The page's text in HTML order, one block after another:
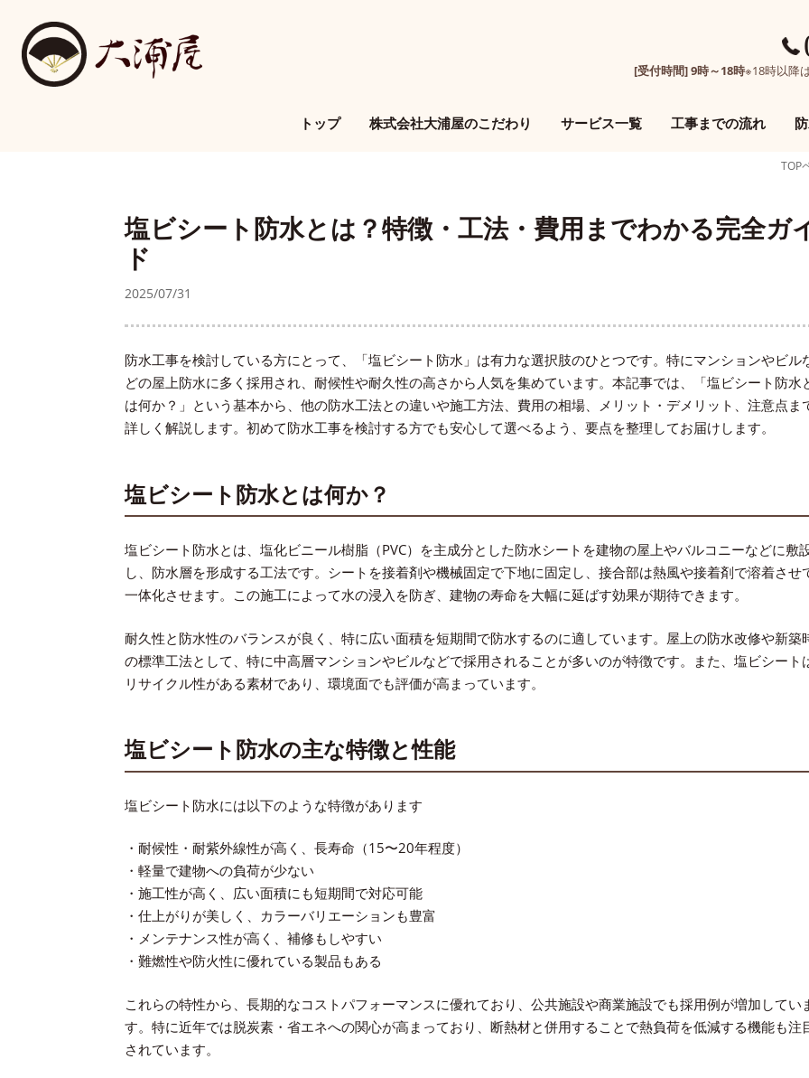
トップ 株式会社大浦屋のこだわり サービス一覧 工事までの流れ
[受付時間] 9時～18時※18時以降
TOP
塩ビシート防水とは？特徴・工法・費用までわかる完全ガ
ド
2025/07/31
防水工事を検討している方にとって、「塩ビシート防水」は有力な選択肢のひとつです。特にマンションやビル
どの屋上防水に多く採用され、耐候性や耐久性の高さから人気を集めています。本記事では、「塩ビシート防水
は何か？」という基本から、他の防水工法との違いや施工方法、費用の相場、メリット・デメリット、注意点ま
詳しく解説します。初めて防水工事を検討する方でも安心して選べるよう、要点を整理してお届けします。
塩ビシート防水とは何か？
塩ビシート防水とは、塩化ビニール樹脂（PVC）を主成分とした防水シートを建物の屋上やバルコニーなどに敷
し、防水層を形成する工法です。シートを接着剤や機械固定で下地に固定し、接合部は熱風や接着剤で溶着させ
一体化させます。この施工によって水の浸入を防ぎ、建物の寿命を大幅に延ばす効果が期待できます。
耐久性と防水性のバランスが良く、特に広い面積を短期間で防水するのに適しています。屋上の防水改修や新築
の標準工法として、特に中高層マンションやビルなどで採用されることが多いのが特徴です。また、塩ビシート
リサイクル性がある素材であり、環境面でも評価が高まっています。
塩ビシート防水の主な特徴と性能
塩ビシート防水には以下のような特徴があります
・耐候性・耐紫外線性が高く、長寿命（15〜20年程度）
・軽量で建物への負荷が少ない
・施工性が高く、広い面積にも短期間で対応可能
・仕上がりが美しく、カラーバリエーションも豊富
・メンテナンス性が高く、補修もしやすい
・難燃性や防火性に優れている製品もある
これらの特性から、長期的なコストパフォーマンスに優れており、公共施設や商業施設でも採用例が増加してい
す。特に近年では脱炭素・省エネへの関心が高まっており、断熱材と併用することで熱負荷を低減する機能も注
されています。